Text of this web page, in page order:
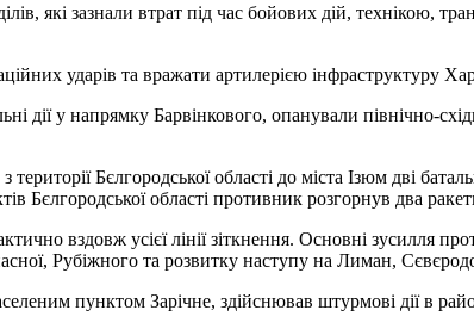
які зазнали втрат під час бойових дій, технікою,
ударів та вражати артилерією інфраструктуру
дії у напрямку Барвінкового, опанували північно-
Бєлгородської області до міста Ізюм дві
Бєлгородської області противник розгорнув два
вздовж усієї лінії зіткнення. Основні зусилля
Рубіжного та розвитку наступу на Лиман,
пунктом Зарічне, здійснював штурмові дії в